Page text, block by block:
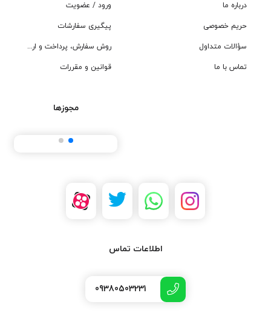
درباره ما
حریم خصوصی
سؤالات متداول
تماس با ما
ورود / عضویت
پیگیری سفارشات
روش سفارش، پرداخت و ارسال
قوانین و مقررات
مجوزها
اطلاعات تماس
09380503231